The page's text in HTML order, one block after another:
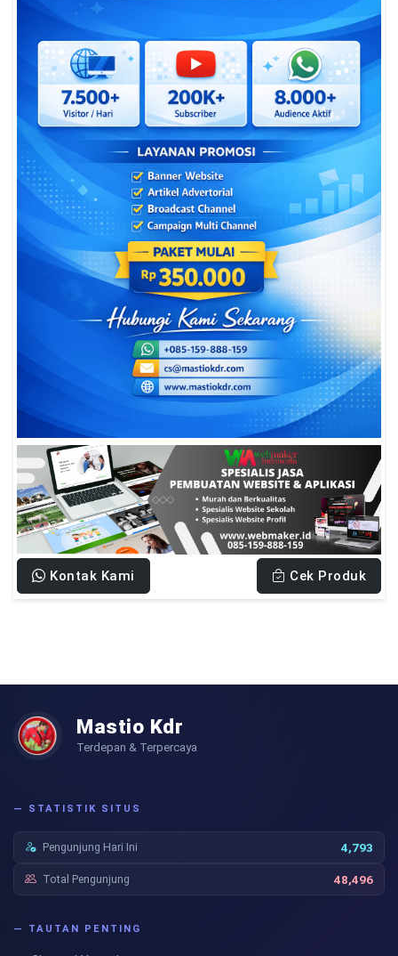
Kontak Kami Cek Produk
Mastio Kdr
Terdepan & Terpercaya
— STATISTIK SITUS
Pengunjung Hari Ini 4,793
Total Pengunjung 48,496
— TAUTAN PENTING